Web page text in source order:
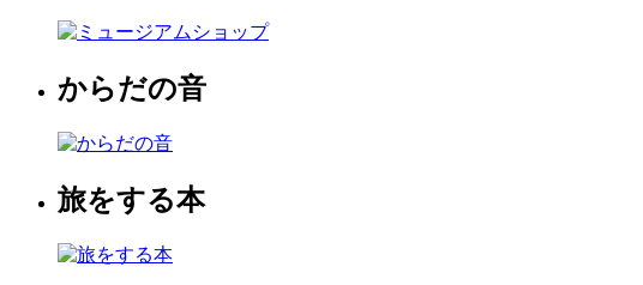
からだの音
旅をする本